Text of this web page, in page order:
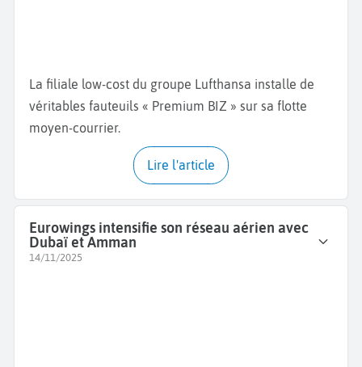
La filiale low-cost du groupe Lufthansa installe de
véritables fauteuils « Premium BIZ » sur sa flotte
moyen-courrier.
Lire l'article
Eurowings intensifie son réseau aérien avec
Dubaï et Amman
14/11/2025